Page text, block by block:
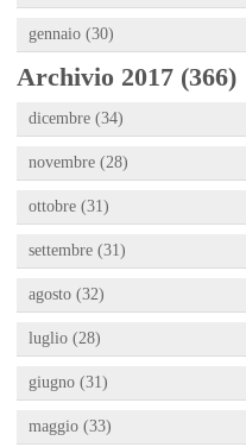
gennaio (30)
Archivio 2017 (366)
dicembre (34)
novembre (28)
ottobre (31)
settembre (31)
agosto (32)
luglio (28)
giugno (31)
maggio (33)